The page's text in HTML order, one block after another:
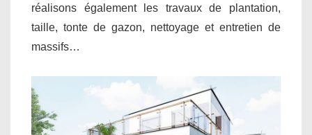
réalisons également les travaux de plantation,
taille, tonte de gazon, nettoyage et entretien de
massifs…